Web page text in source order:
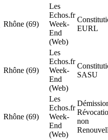
Rhône (69)
Les
Echos.fr
Week-
End
(Web)
EURL
Rhône (69)
Les
Echos.fr
Week-
End
(Web)
SASU
Rhône (69)
Les
Echos.fr
Week-
End
(Web)
non